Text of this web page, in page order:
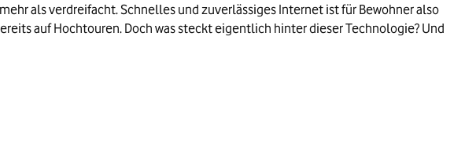
als verdreifacht. Schnelles und zuverlässiges Internet ist für Bewohner also
auf Hochtouren. Doch was steckt eigentlich hinter dieser Technologie? Und